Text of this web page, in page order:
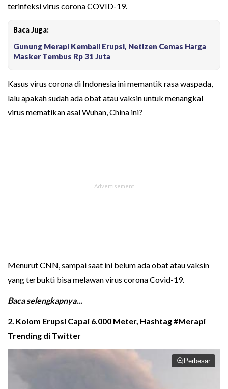
terinfeksi virus corona COVID-19.
Baca Juga:
Gunung Merapi Kembali Erupsi, Netizen Cemas Harga
Masker Tembus Rp 31 Juta
Kasus virus corona di Indonesia ini memantik rasa waspada,
lalu apakah sudah ada obat atau vaksin untuk menangkal
virus mematikan asal Wuhan, China ini?
Menurut CNN, sampai saat ini belum ada obat atau vaksin
yang terbukti bisa melawan virus corona Covid-19.
Baca selengkapnya...
2. Kolom Erupsi Capai 6.000 Meter, Hashtag #Merapi
Trending di Twitter
Perbesar